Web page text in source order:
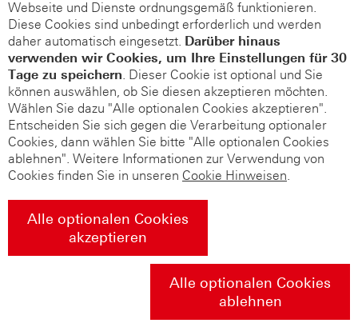
Webseite und Dienste ordnungsgemäß funktionieren.
Diese Cookies sind unbedingt erforderlich und werden
daher automatisch eingesetzt. Darüber hinaus
verwenden wir Cookies, um Ihre Einstellungen für 30
Tage zu speichern. Dieser Cookie ist optional und Sie
können auswählen, ob Sie diesen akzeptieren möchten.
Wählen Sie dazu "Alle optionalen Cookies akzeptieren".
Entscheiden Sie sich gegen die Verarbeitung optionaler
Cookies, dann wählen Sie bitte "Alle optionalen Cookies
ablehnen". Weitere Informationen zur Verwendung von
Cookies finden Sie in unseren Cookie Hinweisen.
Alle optionalen Cookies
akzeptieren
Alle optionalen Cookies
ablehnen